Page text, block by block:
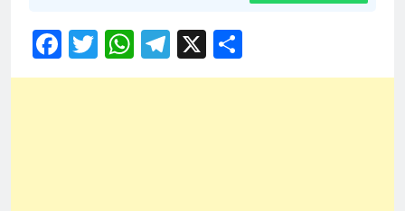
Facebook
Twitter
WhatsApp
Telegram
X